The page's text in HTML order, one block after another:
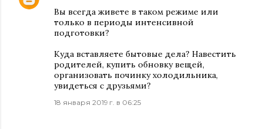
Вы всегда живете в таком режиме или
только в периоды интенсивной
подготовки?
Куда вставляете бытовые дела? Навестить
родителей, купить обновку вещей,
организовать починку холодильника,
увидеться с друзьями?
18 января 2019 г. в 06:25